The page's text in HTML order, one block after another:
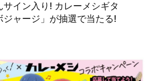
サイン入り! カレーメシギタ
ジャージ」が抽選で当たる!